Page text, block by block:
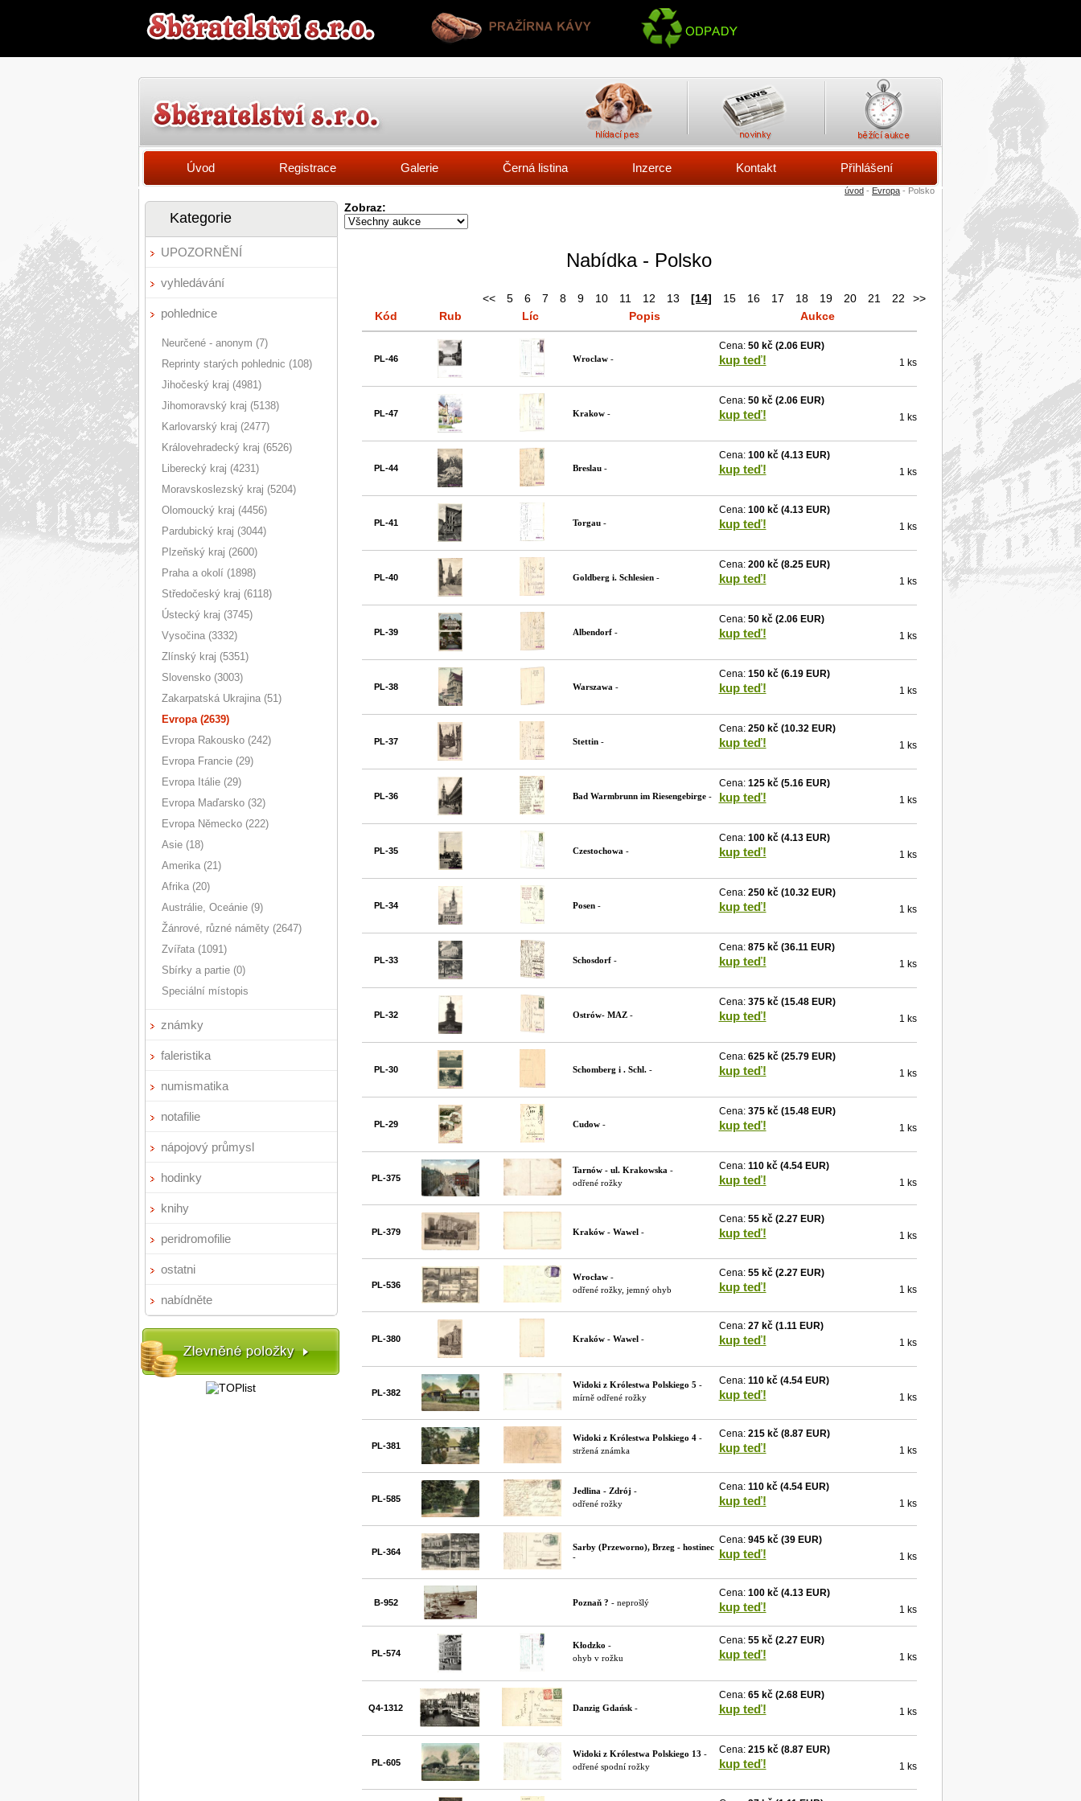
Úvod Registrace Galerie Černá listina Inzerce Kontakt Přihlášení
úvod - Evropa - Polsko
Kategorie
UPOZORNĚNÍ
vyhledávání
pohlednice
Neurčené - anonym (7)
Reprinty starých pohlednic (108)
Jihočeský kraj (4981)
Jihomoravský kraj (5138)
Karlovarský kraj (2477)
Královehradecký kraj (6526)
Liberecký kraj (4231)
Moravskoslezský kraj (5204)
Olomoucký kraj (4456)
Pardubický kraj (3044)
Plzeňský kraj (2600)
Praha a okolí (1898)
Středočeský kraj (6118)
Ústecký kraj (3745)
Vysočina (3332)
Zlínský kraj (5351)
Slovensko (3003)
Zakarpatská Ukrajina (51)
Evropa (2639)
Evropa Rakousko (242)
Evropa Francie (29)
Evropa Itálie (29)
Evropa Maďarsko (32)
Evropa Německo (222)
Asie (18)
Amerika (21)
Afrika (20)
Austrálie, Oceánie (9)
Žánrové, různé náměty (2647)
Zvířata (1091)
Sbírky a partie (0)
Speciální místopis
známky
faleristika
numismatika
notafilie
nápojový průmysl
hodinky
knihy
peridromofilie
ostatni
nabídněte
Zobraz:
Nabídka - Polsko
<< 5 6 7 8 9 10 11 12 13 [14] 15 16 17 18 19 20 21 22
>>
Kód
Rub Líc Popis Aukce
PL-46 Wroclaw-
Cena: 50 kč(2.06 EUR)
kup teď! 1 ks
PL-47 Krakow-
Cena: 50 kč(2.06 EUR)
kup teď! 1 ks
PL-44 Breslau-
Cena: 100 kč(4.13 EUR)
kup teď! 1 ks
PL-41 Torgau-
Cena: 100 kč(4.13 EUR)
kup teď! 1 ks
PL-40 Goldberg i. Schlesien-
Cena: 200 kč(8.25 EUR)
kup teď! 1 ks
PL-39 Albendorf-
Cena: 50 kč(2.06 EUR)
kup teď! 1 ks
PL-38 Warszawa -
Cena: 150 kč(6.19 EUR)
kup teď! 1 ks
PL-37 Stettin-
Cena: 250 kč(10.32 EUR)
kup teď! 1 ks
PL-36 Bad Warmbrunn im Riesengebirge-
Cena: 125 kč(5.16 EUR)
kup teď! 1 ks
PL-35 Czestochowa -
Cena: 100 kč(4.13 EUR)
kup teď! 1 ks
PL-34 Posen-
Cena: 250 kč(10.32 EUR)
kup teď! 1 ks
PL-33 Schosdorf-
Cena: 875 kč(36.11 EUR)
kup teď! 1 ks
PL-32 Ostrów- MAZ-
Cena: 375 kč(15.48 EUR)
kup teď! 1 ks
PL-30 Schomberg i . Schl.-
Cena: 625 kč(25.79 EUR)
kup teď! 1 ks
PL-29 Cudow-
Cena: 375 kč(15.48 EUR)
kup teď! 1 ks
PL-375
Tarnów - ul. Krakowska -
odřené rožky
Cena: 110 kč(4.54 EUR)
kup teď! 1 ks
PL-379 Kraków - Wawel -
Cena: 55 kč(2.27 EUR)
kup teď! 1 ks
PL-536
Wrocław-
odřené rožky, jemný ohyb
Cena: 55 kč(2.27 EUR)
kup teď! 1 ks
PL-380 Kraków - Wawel -
Cena: 27 kč(1.11 EUR)
kup teď! 1 ks
PL-382
Widoki z Królestwa Polskiego 5 -
mírně odřené rožky
Cena: 110 kč(4.54 EUR)
kup teď! 1 ks
PL-381
Widoki z Królestwa Polskiego 4-
stržená známka
Cena: 215 kč(8.87 EUR)
kup teď! 1 ks
PL-585
Jedlina - Zdrój -
odřené rožky
Cena: 110 kč(4.54 EUR)
kup teď! 1 ks
PL-364
Sarby (Przeworno), Brzeg - hostinec
-
Cena: 945 kč(39 EUR)
kup teď! 1 ks
B-952 Poznaň ? - neprošlý
Cena: 100 kč(4.13 EUR)
kup teď! 1 ks
PL-574
Kłodzko -
ohyb v rožku
Cena: 55 kč(2.27 EUR)
kup teď! 1 ks
Q4-1312 Danzig Gdańsk-
Cena: 65 kč(2.68 EUR)
kup teď! 1 ks
PL-605
Widoki z Królestwa Polskiego 13 -
odřené spodní rožky
Cena: 215 kč(8.87 EUR)
kup teď! 1 ks